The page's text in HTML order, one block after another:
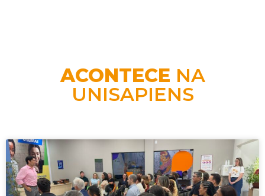
RUA PAULO FREIRE, 4767
ACONTECE NA
UNISAPIENS